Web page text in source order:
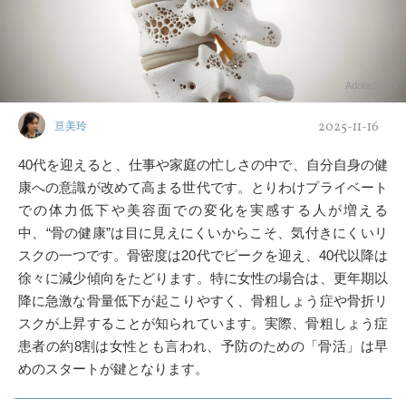
AdobeStock
亘美玲 2025-11-16
40代を迎えると、仕事や家庭の忙しさの中で、自分自身の健
康への意識が改めて高まる世代です。とりわけプライベート
での体力低下や美容面での変化を実感する人が増える
中、“骨の健康”は目に見えにくいからこそ、気付きにくいリ
スクの一つです。骨密度は20代でピークを迎え、40代以降は
徐々に減少傾向をたどります。特に女性の場合は、更年期以
降に急激な骨量低下が起こりやすく、骨粗しょう症や骨折リ
スクが上昇することが知られています。実際、骨粗しょう症
患者の約8割は女性とも言われ、予防のための「骨活」は早
めのスタートが鍵となります。